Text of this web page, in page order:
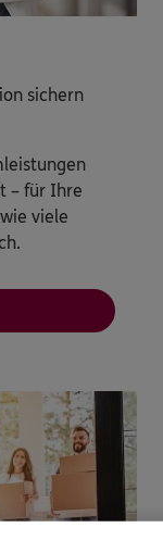
sichern
– für Ihre
viele